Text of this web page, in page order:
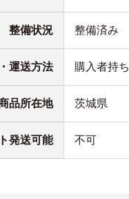
整備状況 整備済み
運送方法 購入者持ち
品所在地 茨城県
発送可能 不可